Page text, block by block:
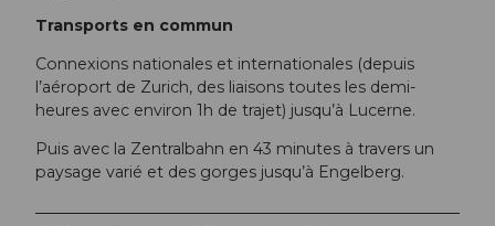
Transports en commun
Connexions nationales et internationales (depuis
l’aéroport de Zurich, des liaisons toutes les demi-
heures avec environ 1h de trajet) jusqu’à Lucerne.
Puis avec la Zentralbahn en 43 minutes à travers un
paysage varié et des gorges jusqu’à Engelberg.